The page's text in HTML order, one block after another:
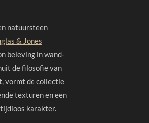
natuursteen
& Jones
beleving in wand-
de filosofie van
vormt de collectie
texturen en een
karakter.